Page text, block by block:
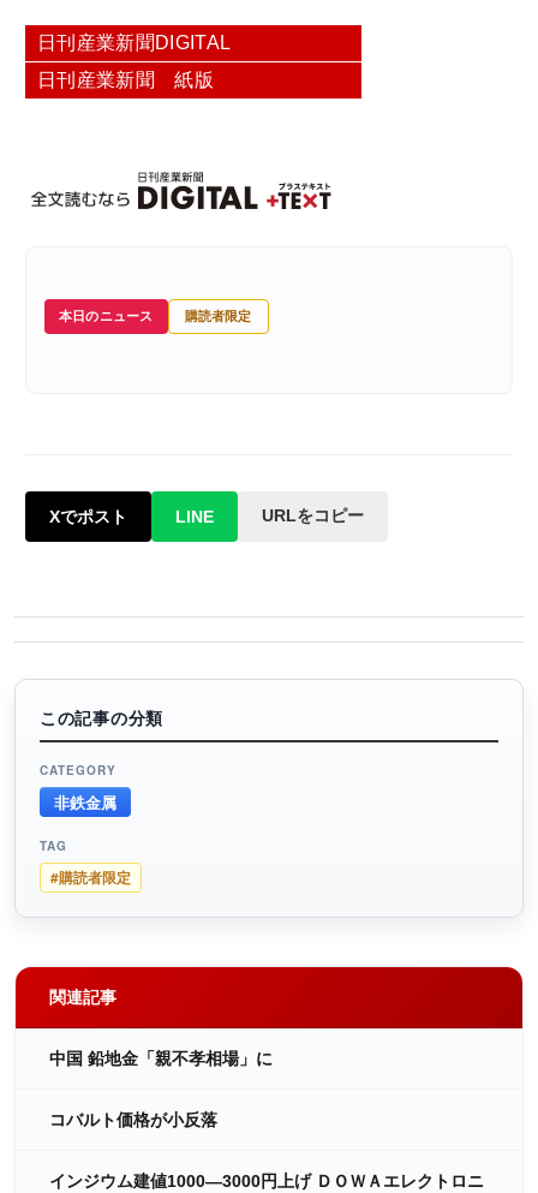
日刊産業新聞DIGITAL
日刊産業新聞 紙版
本日のニュース 購読者限定
Xでポスト LINE URLをコピー
この記事の分類
CATEGORY
非鉄金属
TAG
#購読者限定
関連記事
中国 鉛地金「親不孝相場」に
コバルト価格が小反落
インジウム建値1000―3000円上げ ＤＯＷＡエレクトロニ